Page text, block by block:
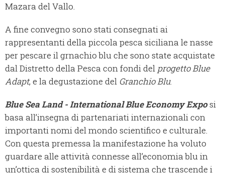
Mazara del Vallo.
A fine convegno sono stati consegnati ai
rappresentanti della piccola pesca siciliana le nasse
per pescare il grnachio blu che sono state acquistate
dal Distretto della Pesca con fondi del progetto Blue
Adapt, e la degustazione del Granchio Blu.
Blue Sea Land - International Blue Economy Exposi
basa all’insegna di partenariati internazionali con
importanti nomi del mondo scientifico e culturale.
Con questa premessa la manifestazione ha voluto
guardare alle attività connesse all’economia blu in
un’ottica di sostenibilità e di sistema che trascende i